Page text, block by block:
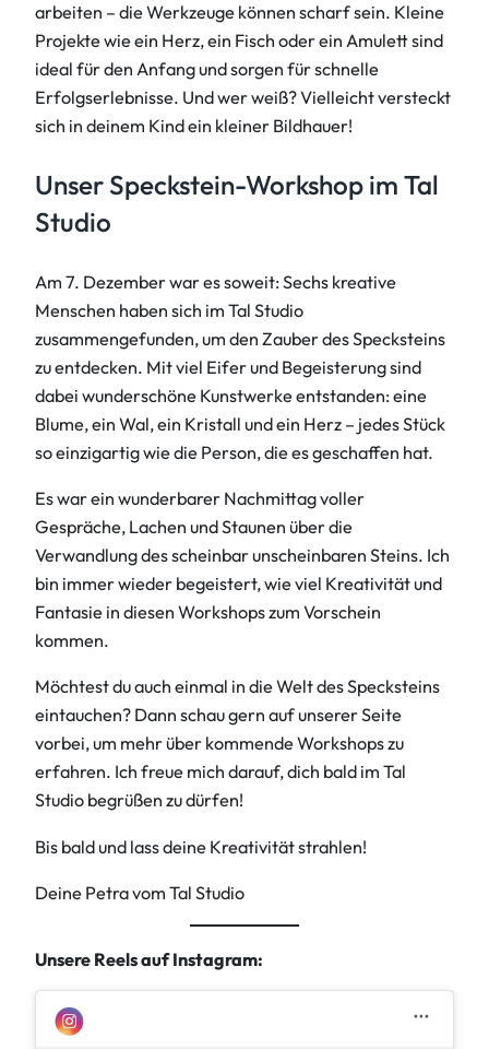
arbeiten – die Werkzeuge können scharf sein. Kleine
Projekte wie ein Herz, ein Fisch oder ein Amulett sind
ideal für den Anfang und sorgen für schnelle
Erfolgserlebnisse. Und wer weiß? Vielleicht versteckt
sich in deinem Kind ein kleiner Bildhauer!
Unser Speckstein-Workshop im Tal
Studio
Am 7. Dezember war es soweit: Sechs kreative
Menschen haben sich im Tal Studio
zusammengefunden, um den Zauber des Specksteins
zu entdecken. Mit viel Eifer und Begeisterung sind
dabei wunderschöne Kunstwerke entstanden: eine
Blume, ein Wal, ein Kristall und ein Herz – jedes Stück
so einzigartig wie die Person, die es geschaffen hat.
Es war ein wunderbarer Nachmittag voller
Gespräche, Lachen und Staunen über die
Verwandlung des scheinbar unscheinbaren Steins. Ich
bin immer wieder begeistert, wie viel Kreativität und
Fantasie in diesen Workshops zum Vorschein
kommen.
Möchtest du auch einmal in die Welt des Specksteins
eintauchen? Dann schau gern auf unserer Seite
vorbei, um mehr über kommende Workshops zu
erfahren. Ich freue mich darauf, dich bald im Tal
Studio begrüßen zu dürfen!
Bis bald und lass deine Kreativität strahlen!
Deine Petra vom Tal Studio
Unsere Reels auf Instagram: